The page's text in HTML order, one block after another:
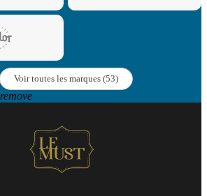
Voir toutes les marques (53)
remove